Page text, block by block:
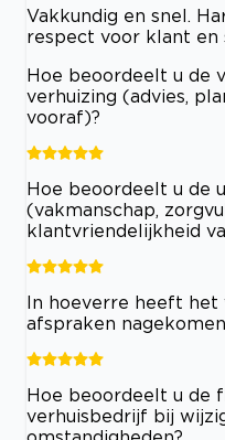
Vakkundig en snel.
respect voor klant en
Hoe beoordeelt u de
verhuizing (advies,
vooraf)?
Hoe beoordeelt u de
(vakmanschap,
klantvriendelijkheid
In hoeverre heeft het
afspraken
Hoe beoordeelt u de
verhuisbedrijf bij